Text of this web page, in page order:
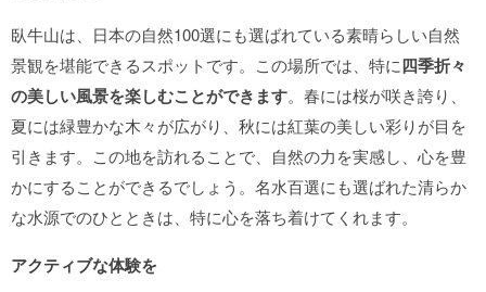
臥牛山は、日本の自然100選にも選ばれている素晴らしい自然
景観を堪能できるスポットです。この場所では、特に四季折々
の美しい風景を楽しむことができます。春には桜が咲き誇り、
夏には緑豊かな木々が広がり、秋には紅葉の美しい彩りが目を
引きます。この地を訪れることで、自然の力を実感し、心を豊
かにすることができるでしょう。名水百選にも選ばれた清らか
な水源でのひとときは、特に心を落ち着けてくれます。
アクティブな体験を